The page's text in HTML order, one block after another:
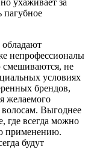
ухаживает за
пагубное
обладают
непрофессионалы
смешиваются, не
условиях
брендов,
желаемого
волосам. Выгоднее
где всегда можно
применению.
будут